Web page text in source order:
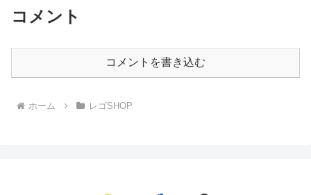
コメント
コメントを書き込む
ホーム レゴSHOP